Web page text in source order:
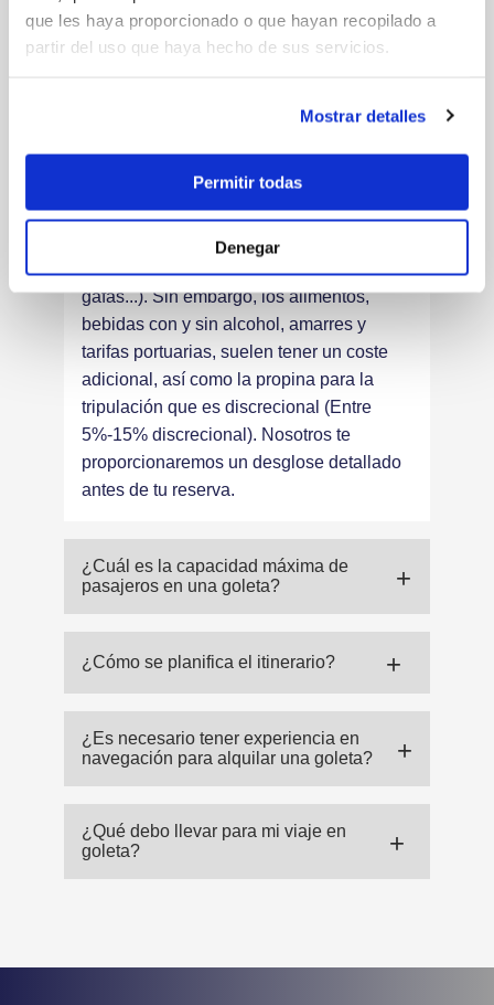
que les haya proporcionado o que hayan recopilado a
partir del uso que haya hecho de sus servicios.
Mostrar detalles
Permitir todas
Denegar
¿Qué incluye el precio del alquiler de
una goleta?
combustible para 4 horas de navegación
diaria, limpieza diaria, toallas de ducha y
de playa, uso de las instalaciones a bordo
y equipo básico para actividades
acuáticas (padel surf, kayak, aletas,
gafas...). Sin embargo, los alimentos,
bebidas con y sin alcohol, amarres y
tarifas portuarias, suelen tener un coste
adicional, así como la propina para la
tripulación que es discrecional (Entre
5%-15% discrecional). Nosotros te
proporcionaremos un desglose detallado
antes de tu reserva.
¿Cuál es la capacidad máxima de
pasajeros en una goleta?
¿Cómo se planifica el itinerario?
¿Es necesario tener experiencia en
navegación para alquilar una goleta?
¿Qué debo llevar para mi viaje en
goleta?